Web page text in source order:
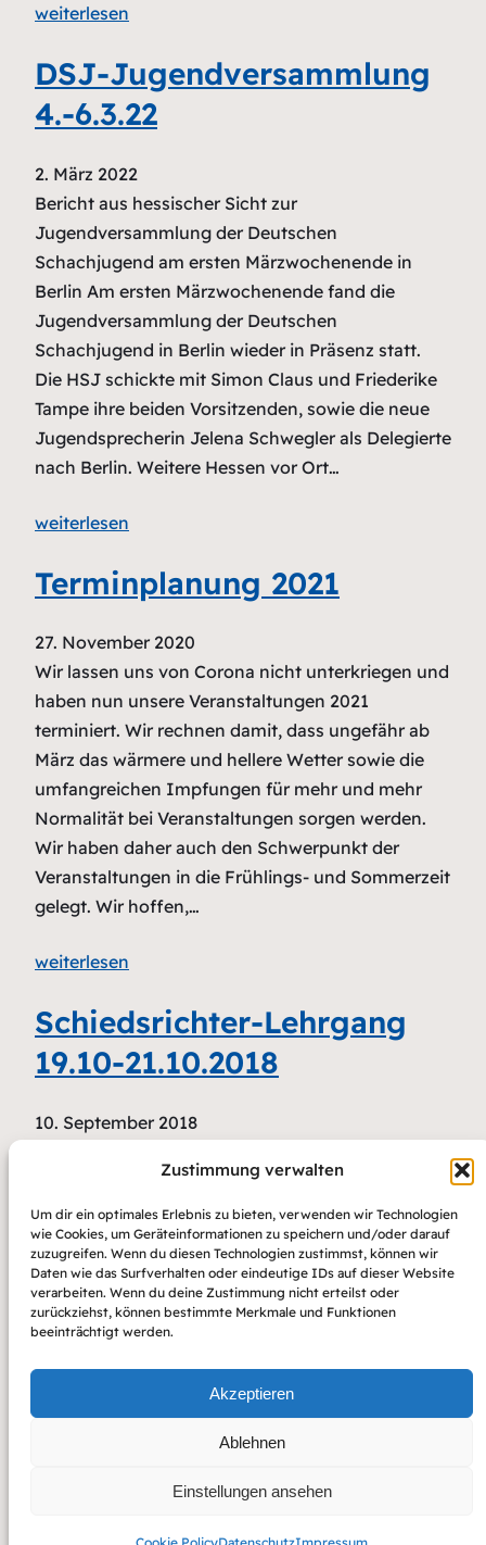
Zustimmung verwalten
Um dir ein optimales Erlebnis zu bieten, verwenden wir Technologien
wie Cookies, um Geräteinformationen zu speichern und/oder darauf
zuzugreifen. Wenn du diesen Technologien zustimmst, können wir
Daten wie das Surfverhalten oder eindeutige IDs auf dieser Website
verarbeiten. Wenn du deine Zustimmung nicht erteilst oder
zurückziehst, können bestimmte Merkmale und Funktionen
beeinträchtigt werden.
Akzeptieren
Ablehnen
Einstellungen ansehen
weiterlesen
DSJ-Jugendversammlung
4.-6.3.22
2. März 2022
Bericht aus hessischer Sicht zur
Jugendversammlung der Deutschen
Schachjugend am ersten Märzwochenende in
Berlin Am ersten Märzwochenende fand die
Jugendversammlung der Deutschen
Schachjugend in Berlin wieder in Präsenz statt.
Die HSJ schickte mit Simon Claus und Friederike
Tampe ihre beiden Vorsitzenden, sowie die neue
Jugendsprecherin Jelena Schwegler als Delegierte
nach Berlin. Weitere Hessen vor Ort…
weiterlesen
Terminplanung 2021
27. November 2020
Wir lassen uns von Corona nicht unterkriegen und
haben nun unsere Veranstaltungen 2021
terminiert. Wir rechnen damit, dass ungefähr ab
März das wärmere und hellere Wetter sowie die
umfangreichen Impfungen für mehr und mehr
Normalität bei Veranstaltungen sorgen werden.
Wir haben daher auch den Schwerpunkt der
Veranstaltungen in die Frühlings- und Sommerzeit
gelegt. Wir hoffen,…
weiterlesen
Schiedsrichter-Lehrgang
19.10-21.10.2018
10. September 2018
Deutschen Schachjugend ein Seminar zur
Erlangung der Lizenz „Regionaler Schiedsrichter“
mit Schwerpunkt „kindgerechte
Regelanwendung“ an. Die Ausschreibung findet
sich hier. Wir freuen uns auf Euch. Eine baldige
Anmeldung wird empfohlen, da die Platzanzahl
weiterlesen
3Nächste Seite